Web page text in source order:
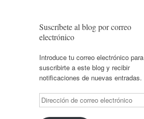
Suscríbete al blog por correo
electrónico
Introduce tu correo electrónico para
suscribirte a este blog y recibir
notificaciones de nuevas entradas.
Dirección
de